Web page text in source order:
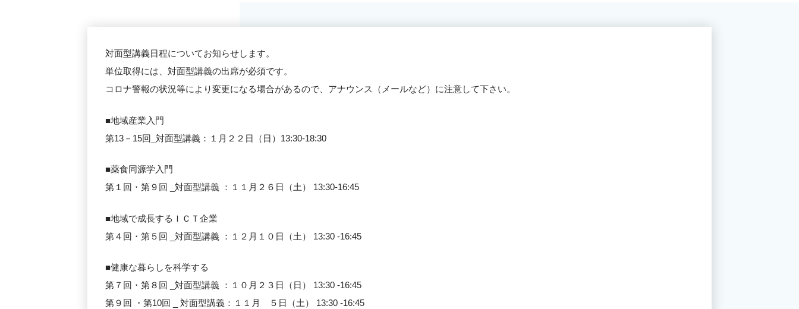
対面型講義日程についてお知らせします。
単位取得には、対面型講義の出席が必須です。
コロナ警報の状況等により変更になる場合があるので、アナウンス（メールなど）に注意して下さい。
■地域産業入門
第13－15回_対面型講義：１月２２日（日）13:30-18:30
■薬食同源学入門
第１回・第９回 _対面型講義 ：１１月２６日（土） 13:30-16:45
■地域で成長するＩＣＴ企業
第４回・第５回 _対面型講義 ：１２月１０日（土） 13:30 -16:45
■健康な暮らしを科学する
第７回・第８回 _対面型講義 ：１０月２３日（日） 13:30 -16:45
第９回 ・第10回 _ 対面型講義：１１月 ５日（土） 13:30 -16:45